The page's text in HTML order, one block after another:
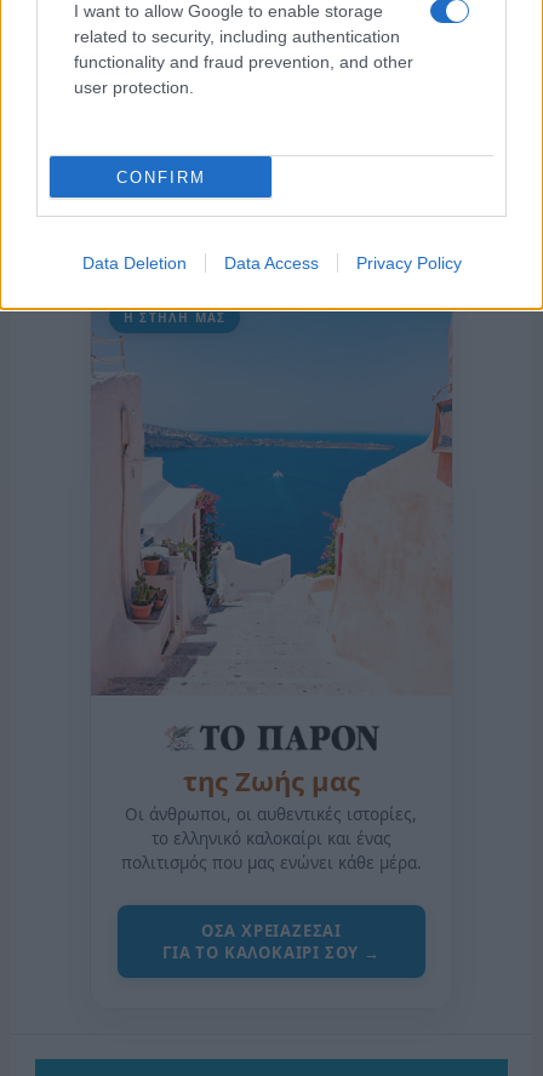
I want to allow Google to enable storage
related to security, including authentication
functionality and fraud prevention, and other
user protection.
CONFIRM
Data Deletion Data Access Privacy Policy
Η ΣΤΗΛΗ ΜΑΣ
της Ζωής μας
Οι άνθρωποι, οι αυθεντικές ιστορίες,
το ελληνικό καλοκαίρι και ένας
πολιτισμός που μας ενώνει κάθε μέρα.
ΟΣΑ ΧΡΕΙΑΖΕΣΑΙ
ΓΙΑ ΤΟ ΚΑΛΟΚΑΙΡΙ ΣΟΥ →